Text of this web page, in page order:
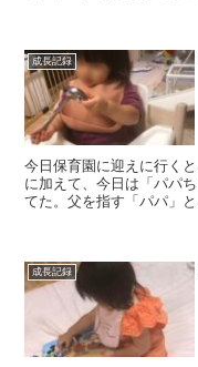
成長記録
今日保育園に迎えに行く
に加えて、今日は「パパ
てた。父を指す「パパ」
成長記録